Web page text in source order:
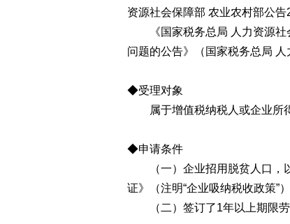
资源社会保障部 农业农村部公告
《国家税务总局 人力资源社
问题的公告》（国家税务总局
◆受理对象
属于增值税纳税人或企业所
◆申请条件
（一）企业招用脱贫人口，以
证》（注明“企业吸纳税收政策”
（二）签订了1年以上期限劳